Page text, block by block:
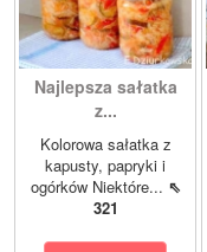
Najlepsza sałatka
z...
Kolorowa sałatka z
kapusty, papryki i
ogórków Niektóre... ⇖
321